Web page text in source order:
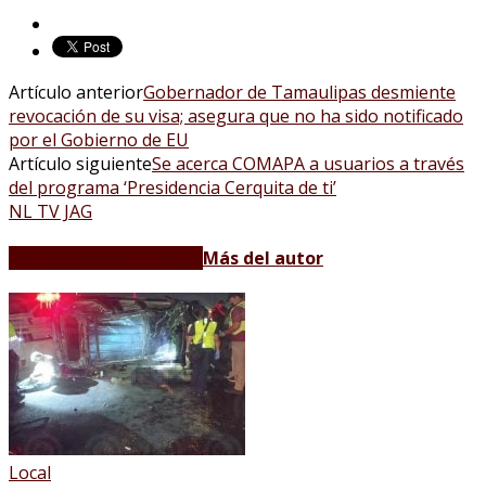
Artículo anteriorGobernador de Tamaulipas desmiente
revocación de su visa; asegura que no ha sido notificado
por el Gobierno de EU
Artículo siguienteSe acerca COMAPA a usuarios a través
del programa ‘Presidencia Cerquita de ti’
NL TV JAG
Más del autor
Local